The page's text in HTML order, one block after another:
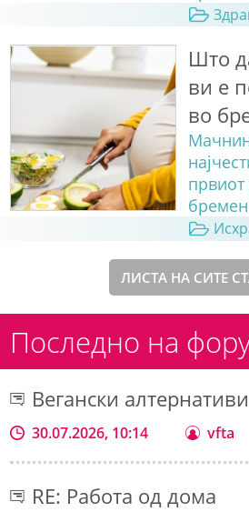
Што
ви е
во
ЛИСТА НА СИТЕ
Последно на
Вегански алтернативи
30.07.2026, 10:14 vfta
RE: Работа од дома